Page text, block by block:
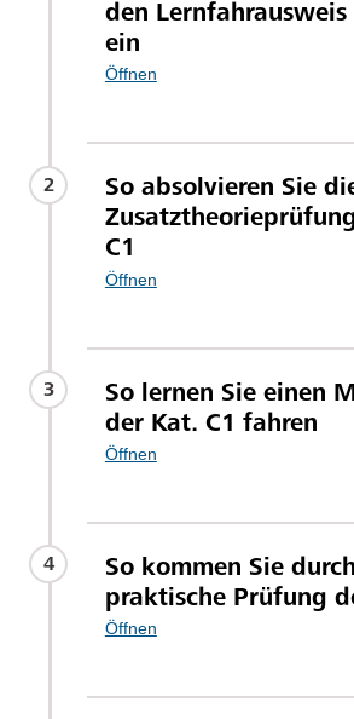
den Lernfahrausweis
ein
Öffnen
2
So absolvieren Sie
C1
Öffnen
3
So lernen Sie einen
der Kat. C1 fahren
Öffnen
4
So kommen Sie
praktische Prüfung
Öffnen